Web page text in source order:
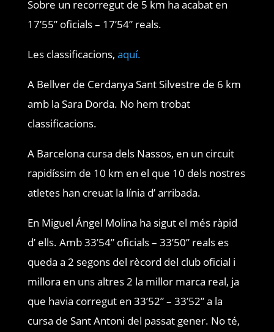
Sobre un recorregut de 5 km ha acabat en
17’55” oficials – 17’54” reals.
Les classificacions, aquí.
A Bellver de Cerdanya Sant Silvestre de 6 km
amb la Sara Dorda. No hem trobat
classificacions.
A Barcelona cursa dels Nassos, en un circuit
rapidíssim de 10 km en el que 10 dels nostres
atletes han creuat la línia d’ arribada.
En Miguel Ángel Molina ha sigut el més ràpid
d’ ells. Amb 33’54” oficials – 33’50” reals es
queda a 2 segons del rècord del club oficial i
millora en uns altres 2 la millor marca real, ja
que havia corregut en 33’52” – 33’52” a la
cursa de Sant Antoni del passat gener. No té,